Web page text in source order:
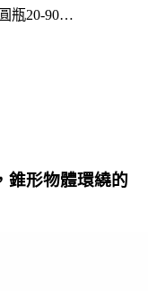
瓶20-90…
錐形物體環繞的